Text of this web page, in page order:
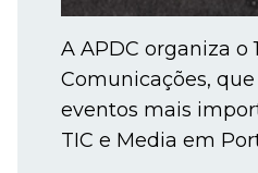
A APDC organiza o
Comunicações,
eventos mais
TIC e Media em